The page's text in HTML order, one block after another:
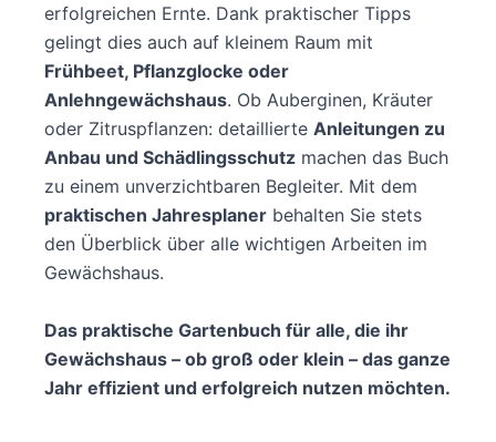
erfolgreichen Ernte. Dank praktischer Tipps
gelingt dies auch auf kleinem Raum mit
Frühbeet, Pflanzglocke oder
Anlehngewächshaus. Ob Auberginen, Kräuter
oder Zitruspflanzen: detaillierte Anleitungen zu
Anbau und Schädlingsschutz machen das Buch
zu einem unverzichtbaren Begleiter. Mit dem
praktischen Jahresplaner behalten Sie stets
den Überblick über alle wichtigen Arbeiten im
Gewächshaus.
Das praktische Gartenbuch für alle, die ihr
Gewächshaus – ob groß oder klein – das ganze
Jahr effizient und erfolgreich nutzen möchten.